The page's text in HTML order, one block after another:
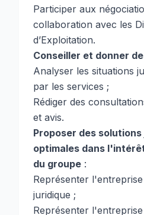
Participer aux
collaboration avec les
d’Exploitation.
Conseiller et donner
Analyser les situations
par les services ;
Rédiger des
et avis.
Proposer des
optimales dans
du groupe :
Représenter
juridique ;
Représenter